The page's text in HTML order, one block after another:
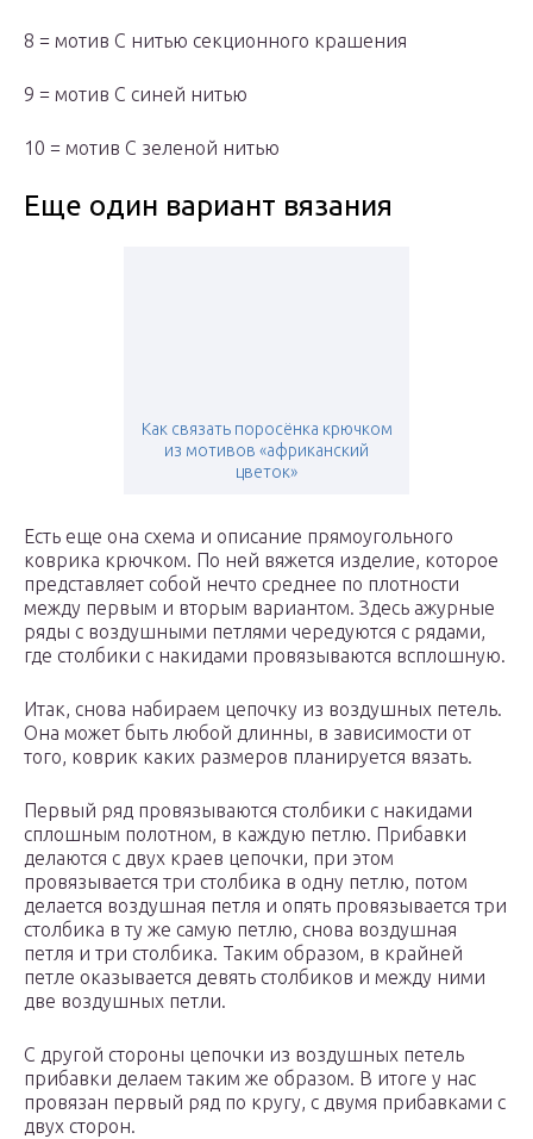
8 = мотив С нитью секционного крашения
9 = мотив С синей нитью
10 = мотив С зеленой нитью
Еще один вариант вязания
Как связать поросёнка крючком
из мотивов «африканский
цветок»
Есть еще она схема и описание прямоугольного
коврика крючком. По ней вяжется изделие, которое
представляет собой нечто среднее по плотности
между первым и вторым вариантом. Здесь ажурные
ряды с воздушными петлями чередуются с рядами,
где столбики с накидами провязываются всплошную.
Итак, снова набираем цепочку из воздушных петель.
Она может быть любой длинны, в зависимости от
того, коврик каких размеров планируется вязать.
Первый ряд провязываются столбики с накидами
сплошным полотном, в каждую петлю. Прибавки
делаются с двух краев цепочки, при этом
провязывается три столбика в одну петлю, потом
делается воздушная петля и опять провязывается три
столбика в ту же самую петлю, снова воздушная
петля и три столбика. Таким образом, в крайней
петле оказывается девять столбиков и между ними
две воздушных петли.
С другой стороны цепочки из воздушных петель
прибавки делаем таким же образом. В итоге у нас
провязан первый ряд по кругу, с двумя прибавками с
двух сторон.